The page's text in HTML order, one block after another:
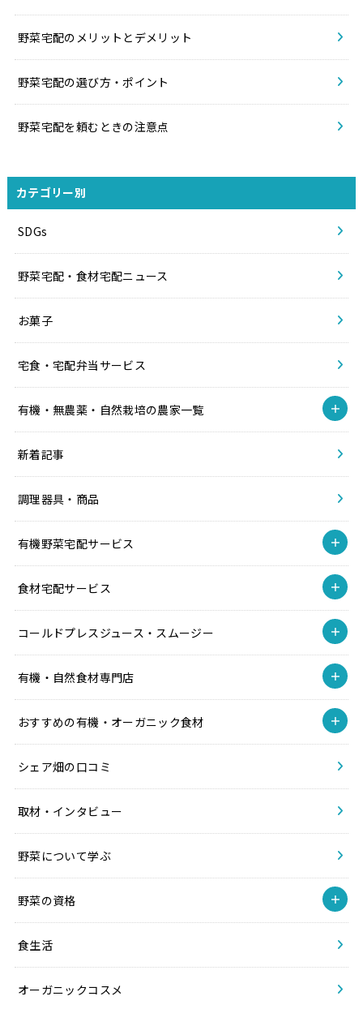
野菜宅配のメリットとデメリット
野菜宅配の選び方・ポイント
野菜宅配を頼むときの注意点
カテゴリー別
SDGs
野菜宅配・食材宅配ニュース
お菓子
宅食・宅配弁当サービス
有機・無農薬・自然栽培の農家一覧
新着記事
調理器具・商品
有機野菜宅配サービス
食材宅配サービス
コールドプレスジュース・スムージー
有機・自然食材専門店
おすすめの有機・オーガニック食材
シェア畑の口コミ
取材・インタビュー
野菜について学ぶ
野菜の資格
食生活
オーガニックコスメ